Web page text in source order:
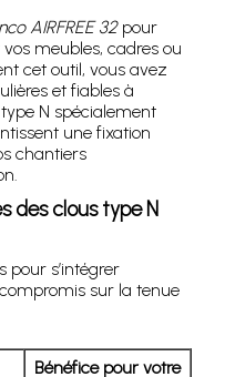
AIRFREE 32pour
meubles, cadres ou
cet outil, vous avez
et fiables à
N spécialement
une fixation
chantiers
des clous type N
pour s’intégrer
sur la tenue
Bénéfice pour votre